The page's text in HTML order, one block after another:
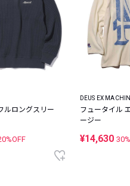
ルロングスリー
DEUS EX
フュータイル
ージー
¥14,630